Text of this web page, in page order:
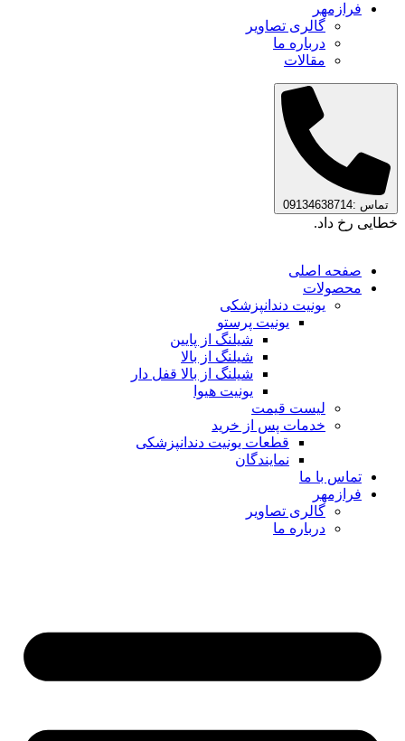
فرازمهر
گالری تصاویر
درباره ما
مقالات
تماس :09134638714
خطایی رخ داد.
صفحه اصلی
محصولات
یونیت دندانپزشکی
یونیت پرستو
شیلنگ از پایین
شیلنگ از بالا
شیلنگ از بالا قفل دار
یونیت هیوا
لیست قیمت
خدمات پس از خرید
قطعات یونیت دندانپزشکی
نمایندگان
تماس با ما
فرازمهر
گالری تصاویر
درباره ما